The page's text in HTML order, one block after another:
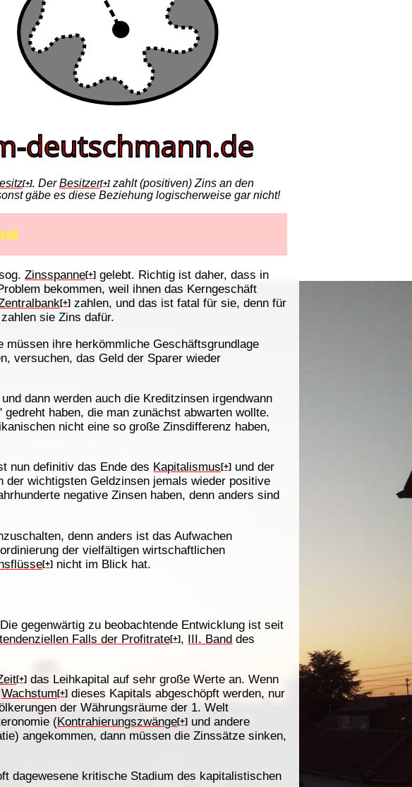
[+]. DerBesitzer[+] zahlt (positiven) Zins an den
gäbe es diese Beziehung logischerweise gar nicht!
Zinsspanne[+] gelebt. Richtig ist daher, dass in
bekommen, weil ihnen das Kerngeschäft
[+] zahlen, und das ist fatal für sie, denn für
sie Zins dafür.
müssen ihre herkömmliche Geschäftsgrundlage
versuchen, das Geld der Sparer wieder
dann werden auch die Kreditzinsen irgendwann
haben, die man zunächst abwarten wollte.
nicht eine so große Zinsdifferenz haben,
nun definitiv das Ende des Kapitalismus[+] und der
der wichtigsten Geldzinsen jemals wieder positive
negative Zinsen haben, denn anders sind
denn anders ist das Aufwachen
der vielfältigen wirtschaftlichen
[+] nicht im Blick hat.
gegenwärtig zu beobachtende Entwicklung ist seit
Falls der Profitrate[+], III. Band des
[+] das Leihkapital auf sehr große Werte an. Wenn
Wachstum[+] dieses Kapitals abgeschöpft werden, nur
der Währungsräume der 1. Welt
(Kontrahierungszwänge[+] und andere
angekommen, dann müssen die Zinssätze sinken,
dagewesene kritische Stadium des kapitalistischen